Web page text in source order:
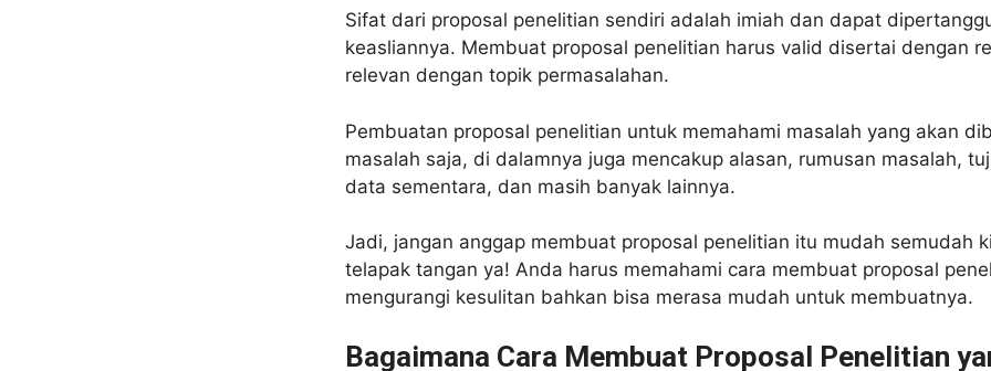
Sifat dari proposal penelitian sendiri adalah imiah dan dapat
keasliannya. Membuat proposal penelitian harus valid disertai dengan
relevan dengan topik permasalahan.
Pembuatan proposal penelitian untuk memahami masalah yang akan
masalah saja, di dalamnya juga mencakup alasan, rumusan masalah,
data sementara, dan masih banyak lainnya.
Jadi, jangan anggap membuat proposal penelitian itu mudah semudah
telapak tangan ya! Anda harus memahami cara membuat proposal
mengurangi kesulitan bahkan bisa merasa mudah untuk membuatnya.
Bagaimana Cara Membuat Proposal Penelitian